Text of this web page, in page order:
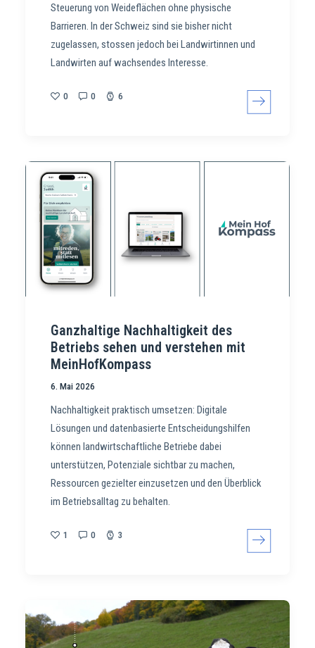
Steuerung von Weideflächen ohne physische
Barrieren. In der Schweiz sind sie bisher nicht
zugelassen, stossen jedoch bei Landwirtinnen und
Landwirten auf wachsendes Interesse.
0 0 6
Ganzhaltige Nachhaltigkeit des
Betriebs sehen und verstehen mit
MeinHofKompass
6. Mai 2026
Nachhaltigkeit praktisch umsetzen: Digitale
Lösungen und datenbasierte Entscheidungshilfen
können landwirtschaftliche Betriebe dabei
unterstützen, Potenziale sichtbar zu machen,
Ressourcen gezielter einzusetzen und den Überblick
im Betriebsalltag zu behalten.
1 0 3